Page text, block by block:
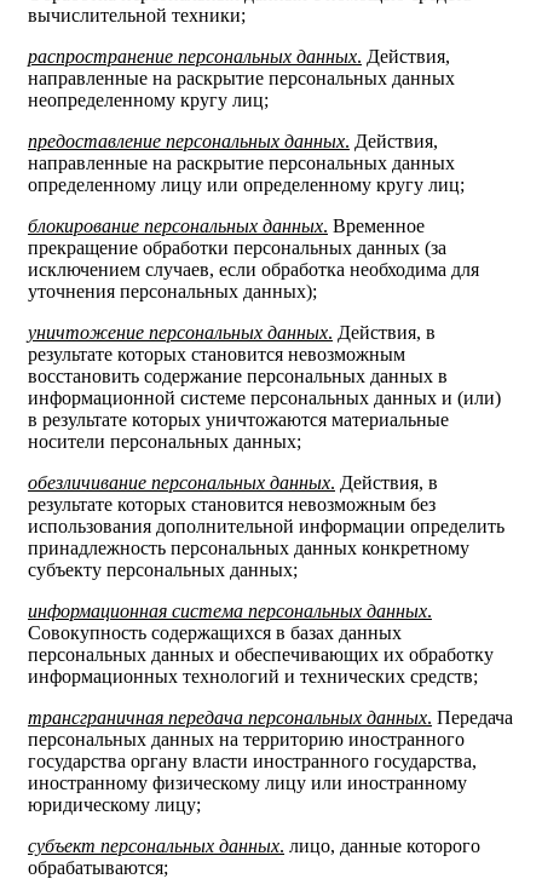
вычислительной техники;
распространение персональных данных. Действия,
направленные на раскрытие персональных данных
неопределенному кругу лиц;
предоставление персональных данных. Действия,
направленные на раскрытие персональных данных
определенному лицу или определенному кругу лиц;
блокирование персональных данных. Временное
прекращение обработки персональных данных (за
исключением случаев, если обработка необходима для
уточнения персональных данных);
уничтожение персональных данных. Действия, в
результате которых становится невозможным
восстановить содержание персональных данных в
информационной системе персональных данных и (или)
в результате которых уничтожаются материальные
носители персональных данных;
обезличивание персональных данных. Действия, в
результате которых становится невозможным без
использования дополнительной информации определить
принадлежность персональных данных конкретному
субъекту персональных данных;
информационная система персональных данных.
Совокупность содержащихся в базах данных
персональных данных и обеспечивающих их обработку
информационных технологий и технических средств;
трансграничная передача персональных данных. Передача
персональных данных на территорию иностранного
государства органу власти иностранного государства,
иностранному физическому лицу или иностранному
юридическому лицу;
субъект персональных данных. лицо, данные которого
обрабатываются;